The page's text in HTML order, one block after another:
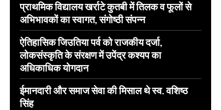
प्राथमिक विद्यालय खर्राटे कुतबी में तिलक व फूलों से
अभिभावकों का स्वागत, संगोष्ठी संपन्न
ऐतिहासिक जिउतिया पर्व को राजकीय दर्जा,
लोकसंस्कृति के संरक्षण में उपेंद्र कश्यप का
अधिकाधिक योगदान
ईमानदारी और समाज सेवा की मिसाल थे स्व. वशिष्ठ
सिंह